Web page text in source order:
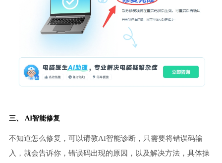
三、 AI智能修复
不知道怎么修复，可以请教AI智能诊断，只需要将错误码输
入，就会告诉你，错误码出现的原因，以及解决方法，具体操